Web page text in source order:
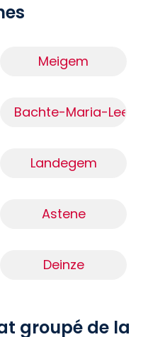
Meigem
Bachte-Maria-
Landegem
Astene
Deinze
groupé de la